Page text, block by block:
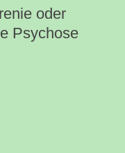
oder
Psychose